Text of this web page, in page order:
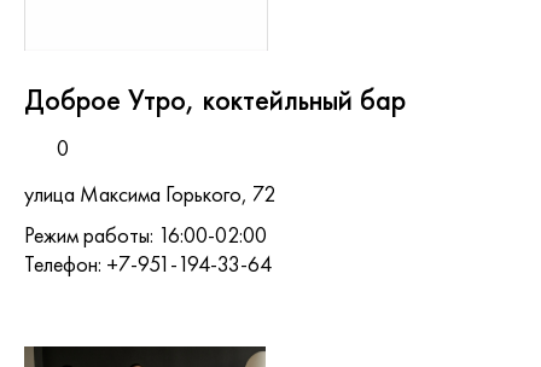
Доброе Утро, коктейльный бар
0
улица Максима Горького, 72
Режим работы: 16:00-02:00
Телефон: +7-951-194-33-64